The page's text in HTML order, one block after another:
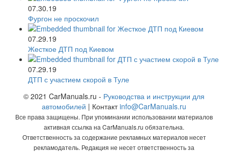
07.30.19
Фургон не проскочил
07.29.19
Жесткое ДТП под Киевом
07.29.19
ДТП с участием скорой в Туле
© 2021 CarManuals.ru - Руководства и инструкции для
автомобилей | Контактinfo@CarManuals.ru
Все права защищены. При упоминании использовании материалов
активная ссылка на CarManuals.ru обязательна.
Ответственность за содержание рекламных материалов несет
рекламодатель. Редакция не несет ответственность за